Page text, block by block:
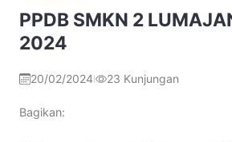
PPDB SMKN 2
2024
20/02/2024 23 Kunjungan
Bagikan: